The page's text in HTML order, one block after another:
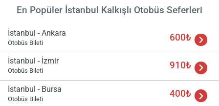
En Popüler İstanbul Kalkışlı Otobüs Seferleri
İstanbul - Ankara
Otobüs Bileti 600₺
İstanbul - İzmir
Otobüs Bileti 910₺
İstanbul - Bursa
Otobüs Bileti 400₺